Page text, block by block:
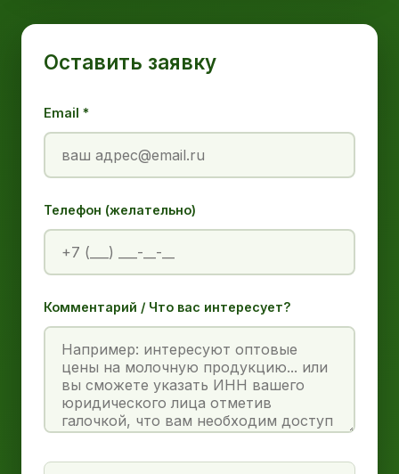
Оставить заявку
Email *
Телефон (желательно)
Комментарий / Что вас интересует?